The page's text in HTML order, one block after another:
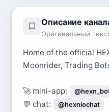
Описание
Оригинальный
Home of the official
Moonrider, Trading
🚀 mini-app:
💬 chat: @hexniochat